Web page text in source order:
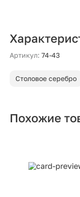
Артикул: 74-43
Столовое серебро
Похожие